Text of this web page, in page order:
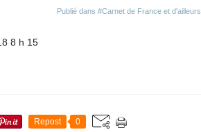
Publié dans #Carnet de France et d'ailleurs
8 h 15
Repost 0